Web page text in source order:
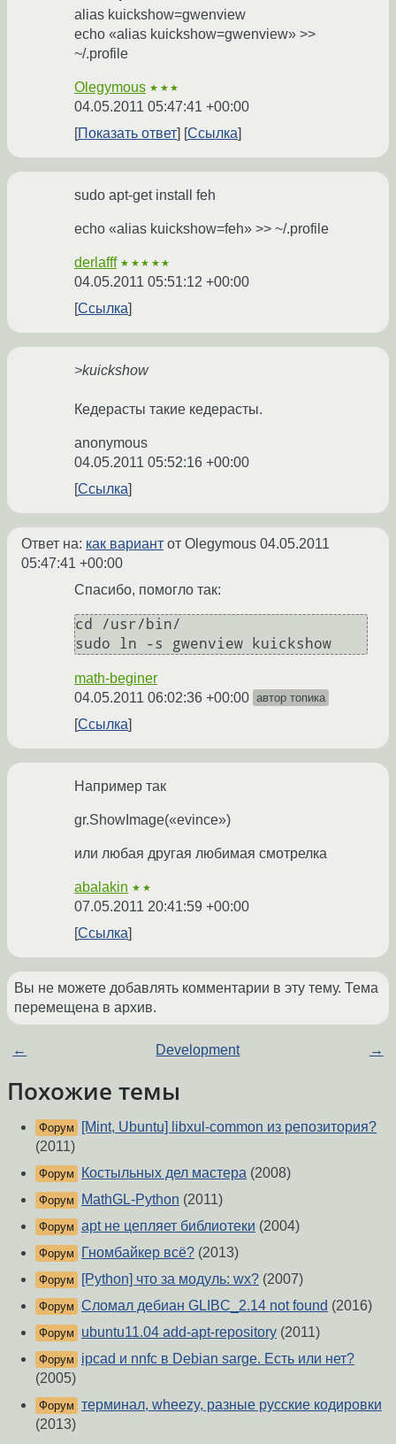
alias kuickshow=gwenview
echo «alias kuickshow=gwenview» >>
~/.profile
Olegymous ★★★
04.05.2011 05:47:41 +00:00
Показать ответ
Ссылка
sudo apt-get install feh
echo «alias kuickshow=feh» >> ~/.profile
derlafff ★★★★★
04.05.2011 05:51:12 +00:00
Ссылка
>kuickshow
Кедерасты такие кедерасты.
anonymous
04.05.2011 05:52:16 +00:00
Ссылка
Ответ на: как вариант от Olegymous 04.05.2011
05:47:41 +00:00
Спасибо, помогло так:
cd /usr/bin/
math-beginer
04.05.2011 06:02:36 +00:00 автор топика
Ссылка
Например так
gr.ShowImage(«evince»)
или любая другая любимая смотрелка
abalakin ★★
07.05.2011 20:41:59 +00:00
Ссылка
Вы не можете добавлять комментарии в эту тему. Тема
перемещена в архив.
← Development →
Похожие темы
Форум
[Mint, Ubuntu] libxul-common из репозитория?
(2011)
Форум Костыльных дел мастера (2008)
Форум MathGL-Python (2011)
Форум apt не цепляет библиотеки (2004)
Форум Гномбайкер всё? (2013)
Форум [Python] что за модуль: wx? (2007)
Форум Сломал дебиан GLIBC_2.14 not found (2016)
Форум ubuntu11.04 add-apt-repository (2011)
Форум
ipcad и nnfc в Debian sarge. Есть или нет?
(2005)
Форум терминал, wheezy, разные русские кодировки
(2013)